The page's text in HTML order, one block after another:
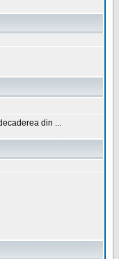
din ...